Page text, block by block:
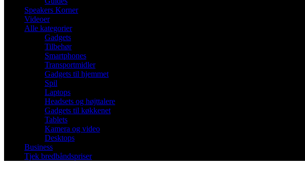
Speakers Korner
Videoer
Alle kategorier
Gadgets
Tilbehør
Smartphones
Transportmidler
Gadgets til hjemmet
Spil
Laptops
Headsets og højttalere
Gadgets til køkkenet
Tablets
Kamera og video
Desktops
Business
Tjek bredbåndspriser